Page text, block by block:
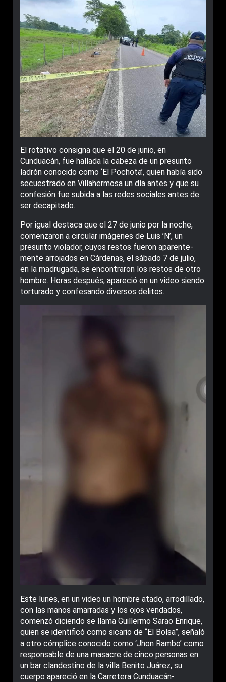
El rotativo consigna que el 20 de junio, en
Cunduacán, fue hallada la cabeza de un pre­sunto
ladrón conocido como ‘El Pochota’, quien había sido
se­cuestrado en Villahermosa un día antes y que su
confesión fue su­bida a las redes sociales antes de
ser decapitado.
Por igual destaca que el 27 de junio por la noche,
comenzaron a circular imágenes de Luis ’N’, un
presunto violador, cuyos restos fueron aparente­
mente arrojados en Cárdenas, el sábado 7 de julio,
en la ma­drugada, se encontraron los restos de otro
hombre. Horas después, apareció en un video siendo
torturado y confesando diversos delitos.
Este lunes, en un video un hombre atado, arrodillado,
con las manos amarradas y los ojos vendados,
comenzó di­ciendo se llama Guillermo Sa­rao Enrique,
quien se identificó como sicario de “El Bolsa”, seña­ló
a otro cómplice conocido como ‘Jhon Rambo’ como
responsable de una masacre de cinco perso­nas en
un bar clandestino de la vi­lla Benito Juárez, su
cuerpo apareció en la Carretera Cunduacán-